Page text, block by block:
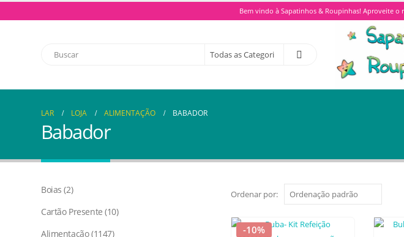
Bem vindo à Sapatinhos & Roupinhas! Aproveite o
LAR LOJA ALIMENTAÇÃO BABADOR
Babador
Ordenar por:
-10%
Boias 2
Cartão Presente 10
Alimentação 1147